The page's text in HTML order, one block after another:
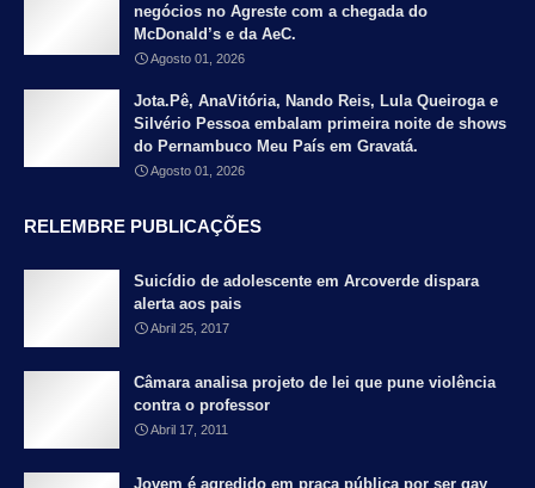
negócios no Agreste com a chegada do
McDonald’s e da AeC.
Agosto 01, 2026
Jota.Pê, AnaVitória, Nando Reis, Lula Queiroga e
Silvério Pessoa embalam primeira noite de shows
do Pernambuco Meu País em Gravatá.
Agosto 01, 2026
RELEMBRE PUBLICAÇÕES
Suicídio de adolescente em Arcoverde dispara
alerta aos pais
Abril 25, 2017
Câmara analisa projeto de lei que pune violência
contra o professor
Abril 17, 2011
Jovem é agredido em praça pública por ser gay